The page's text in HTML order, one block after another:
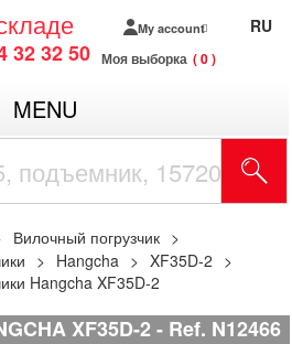
32 32 50
My account
Моя выборка 0
RU
MENU
Вилочный погрузчик
Hangcha
XF35D-2
Hangcha XF35D-2
XF35D-2 Ref. N12466